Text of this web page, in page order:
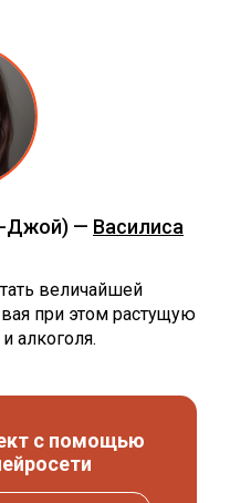
Джой) — Василиса
величайшей
при этом растущую
алкоголя.
с помощью